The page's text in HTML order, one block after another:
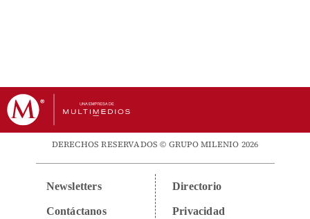
DERECHOS RESERVADOS © GRUPO MILENIO 2026
Newsletters
Contáctanos
Directorio
Privacidad